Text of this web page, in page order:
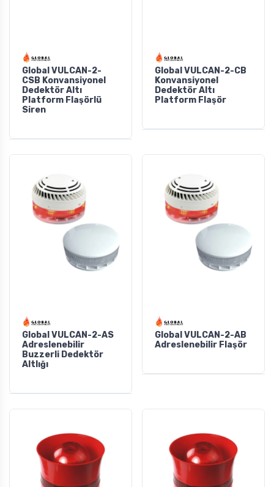
Global VULCAN-2-
CSB Konvansiyonel
Dedektör Altı
Platform Flaşörlü
Siren
Global VULCAN-2-CB
Konvansiyonel
Dedektör Altı
Platform Flaşör
Global VULCAN-2-AS
Adreslenebilir
Buzzerli Dedektör
Altlığı
Global VULCAN-2-AB
Adreslenebilir Flaşör